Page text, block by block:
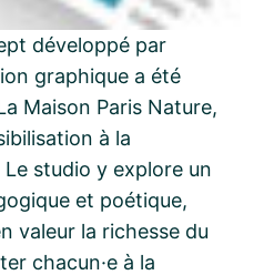
développé par
graphique a été
Maison Paris Nature,
à la
studio y explore un
et poétique,
valeur la richesse du
chacun·e à la